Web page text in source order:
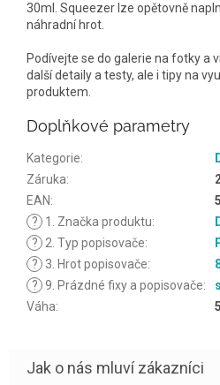
30ml. Squeezer lze opětovně
náhradní hrot.
Podívejte se do galerie na fotky a
další detaily a testy, ale i tipy na
produktem.
Doplňkové parametry
Kategorie:
Záruka:
EAN:
?
1. Značka produktu:
?
2. Typ popisovače:
?
3. Hrot popisovače:
? 9. Prázdné fixy a popisovače:
Váha: